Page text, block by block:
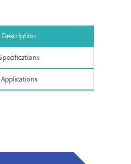
Description
Applications